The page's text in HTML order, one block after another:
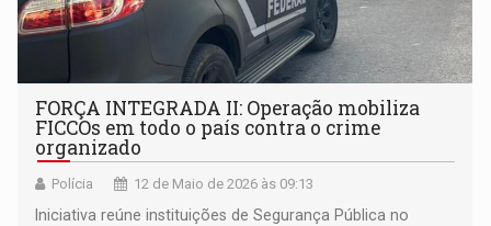
FORÇA INTEGRADA II: Operação mobiliza
FICCOs em todo o país contra o crime
organizado
Polícia 12 de Maio de 2026 às 09:13
Iniciativa reúne instituições de Segurança Pública no